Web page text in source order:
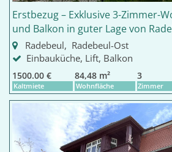
Erstbezug – Exklusive 3-Zimmer-
und Balkon in guter Lage von
Radebeul, Radebeul-Ost
Einbauküche, Lift, Balkon
1500.00 €
Kaltmiete
84,48 m²
Wohnfläche
3
Zimmer